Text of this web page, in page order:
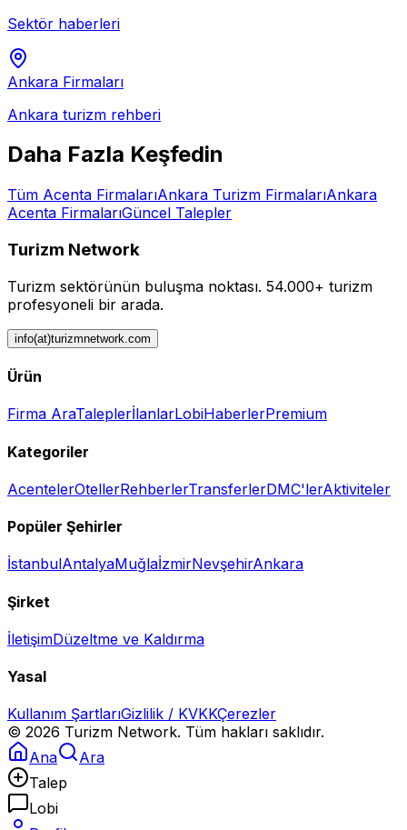
Sektör haberleri
Ankara Firmaları
Ankara turizm rehberi
Daha Fazla Keşfedin
Tüm Acenta FirmalarıAnkara Turizm FirmalarıAnkara
Acenta FirmalarıGüncel Talepler
Turizm Network
Turizm sektörünün buluşma noktası. 54.000+ turizm
profesyoneli bir arada.
info(at)turizmnetwork.com
Ürün
Firma AraTaleplerİlanlarLobiHaberlerPremium
Kategoriler
AcentelerOtellerRehberlerTransferlerDMC'lerAktiviteler
Popüler Şehirler
İstanbulAntalyaMuğlaİzmirNevşehirAnkara
Şirket
İletişimDüzeltme ve Kaldırma
Yasal
Kullanım ŞartlarıGizlilik / KVKKÇerezler
© 2026 Turizm Network. Tüm hakları saklıdır.
Ana
Ara
Talep
Lobi